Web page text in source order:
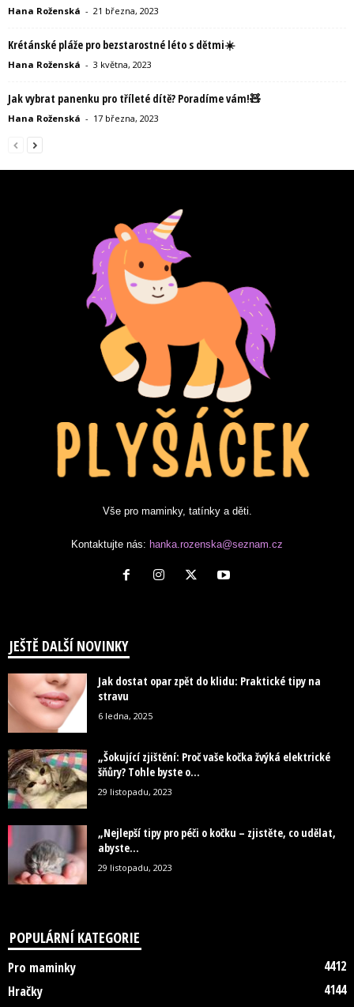
Hana Roženská - 21 března, 2023
Krétánské pláže pro bezstarostné léto s dětmi☀️
Hana Roženská - 3 května, 2023
Jak vybrat panenku pro tříleté dítě? Poradíme vám!🧸
Hana Roženská - 17 března, 2023
Vše pro maminky, tatínky a děti.
Kontaktujte nás: hanka.rozenska@seznam.cz
JEŠTĚ DALŠÍ NOVINKY
Jak dostat opar zpět do klidu: Praktické tipy na
stravu
6 ledna, 2025
„Šokující zjištění: Proč vaše kočka žvýká elektrické
šňůry? Tohle byste o...
29 listopadu, 2023
„Nejlepší tipy pro péči o kočku – zjistěte, co udělat,
abyste...
29 listopadu, 2023
POPULÁRNÍ KATEGORIE
Pro maminky
4412
Hračky
4144